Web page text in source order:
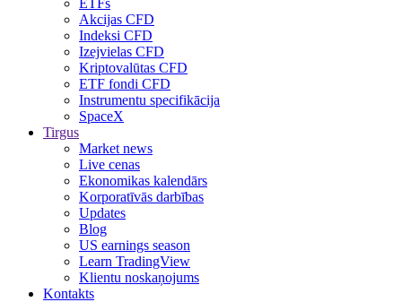
Akcijas CFD
Indeksi CFD
Izejvielas CFD
Kriptovalūtas CFD
ETF fondi CFD
Instrumentu specifikācija
SpaceX
Tirgus
Market news
Live cenas
Ekonomikas kalendārs
Korporatīvās darbības
Updates
Blog
US earnings season
Learn TradingView
Klientu noskaņojums
Kontakts